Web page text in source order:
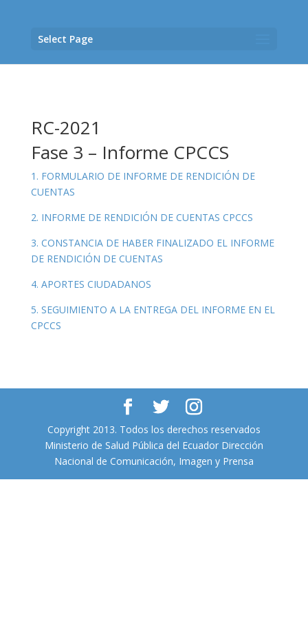
Select Page
RC-2021
Fase 3 – Informe CPCCS
1. FORMULARIO DE INFORME DE RENDICIÓN DE
CUENTAS
2. INFORME DE RENDICIÓN DE CUENTAS CPCCS
3. CONSTANCIA DE HABER FINALIZADO EL INFORME
DE RENDICIÓN DE CUENTAS
4. APORTES CIUDADANOS
5. SEGUIMIENTO A LA ENTREGA DEL INFORME EN EL
CPCCS
Copyright 2013. Todos los derechos reservados
Ministerio de Salud Pública del Ecuador Dirección
Nacional de Comunicación, Imagen y Prensa